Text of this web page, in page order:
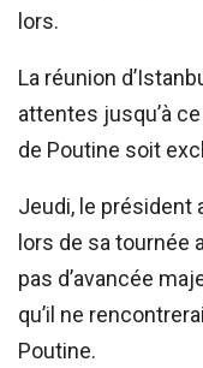
lors.
La réunion
attentes jusqu’à
de Poutine soit
Jeudi, le président
lors de sa tournée
pas d’avancée
qu’il ne
Poutine.